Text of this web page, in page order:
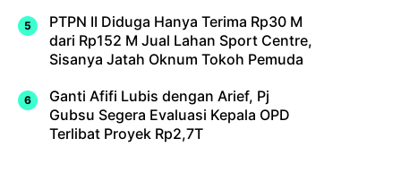
PTPN II Diduga Hanya Terima Rp30 M
dari Rp152 M Jual Lahan Sport Centre,
Sisanya Jatah Oknum Tokoh Pemuda
Ganti Afifi Lubis dengan Arief, Pj
Gubsu Segera Evaluasi Kepala OPD
Terlibat Proyek Rp2,7T